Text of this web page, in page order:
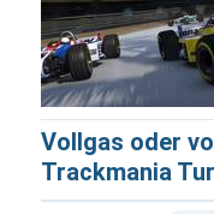
Vollgas oder
Trackmania